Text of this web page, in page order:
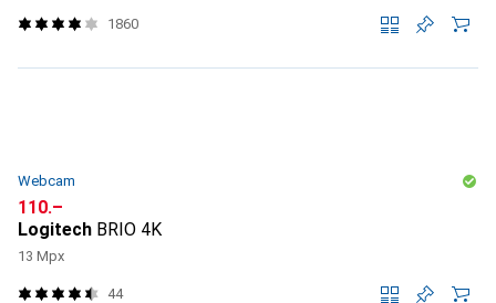
1860
Webcam
CHF
110.–
Logitech BRIO 4K
13 Mpx
44